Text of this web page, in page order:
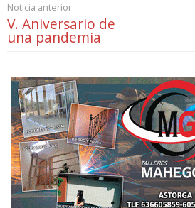
Noticia anterior:
V. Aniversario de
una pandemia